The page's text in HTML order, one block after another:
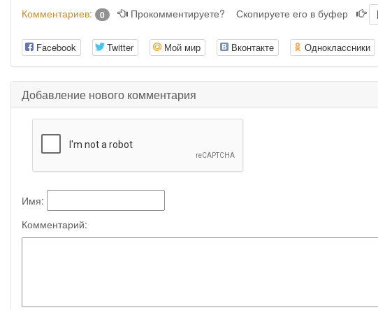
Комментариев: 0 Прокомментируете? Скопируете его в буфер
Facebook Twitter Мой мир Вконтакте Одноклассники
Добавление нового комментария
Имя:
Комментарий: